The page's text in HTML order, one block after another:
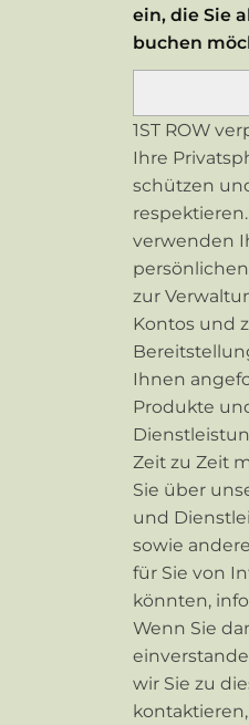
ein, die Sie
buchen
1ST ROW
Ihre
schützen
verwenden
zur
Kontos und
Ihnen
Produkte
Zeit zu Zeit
Sie über
und
sowie
für Sie von
könnten,
Wenn Sie
wir Sie zu